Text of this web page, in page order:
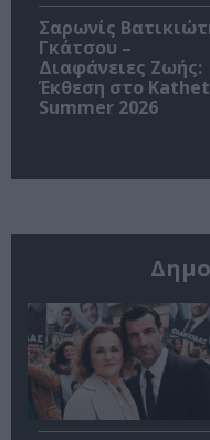
Σαρωνίς
Γκάτσου –
Διαφάνειες Ζωής:
Έκθεση στο
Summer 2026